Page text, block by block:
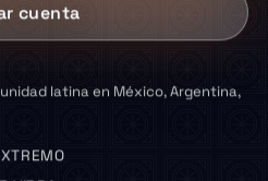
cuenta
latina en México, Argentina,